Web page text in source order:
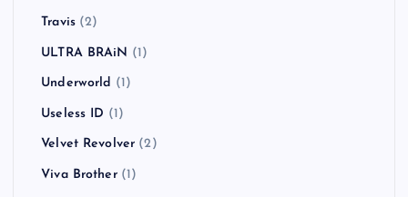
Travis(2)
ULTRA BRAiN (1)
Underworld (1)
Useless ID (1)
Velvet Revolver (2)
Viva Brother(1)